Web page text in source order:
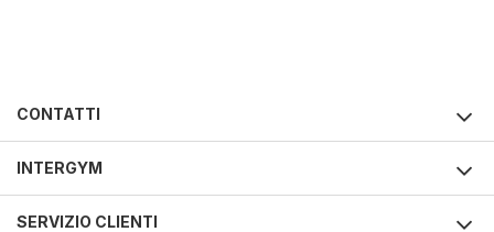
CONTATTI
INTERGYM
SERVIZIO CLIENTI